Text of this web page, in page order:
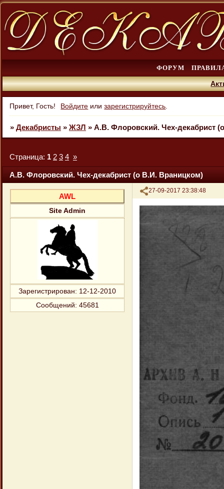
ФОРУМ
Привет, Гость! Войдите илизарегистрируйтесь
» Декабристы » ЖЗЛ » А.В. Флоровский. Чех-декабрист
А.В. Флоровский. Чех-декабрист (о В.И. Враницком)
Страница: 1 2 3 4 »
Поделиться
27-09-2017 23:38:48
AWL
Site Admin
Зарегистрирован: 12-12-2010
Сообщений: 45681